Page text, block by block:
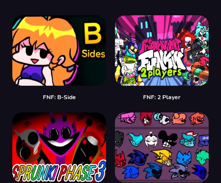
FNF: B-Side FNF: 2 Player